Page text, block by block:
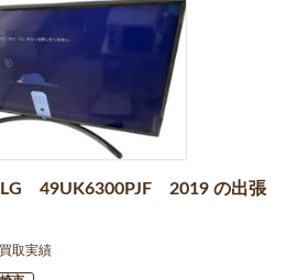
49UK6300PJF 2019 の出張
取実績